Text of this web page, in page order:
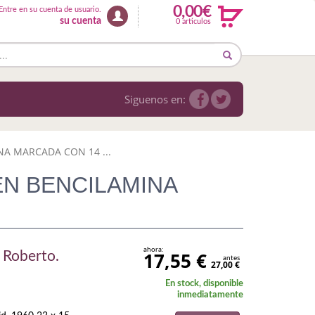
en su cuenta de usuario.
su cuenta
0,00€
0 articulos
Siguenos en:
MARCADA CON 14 ...
BENCILAMINA
Roberto. ahora:
17,55 € antes
27,00 €
En stock, disponible
inmediatamente